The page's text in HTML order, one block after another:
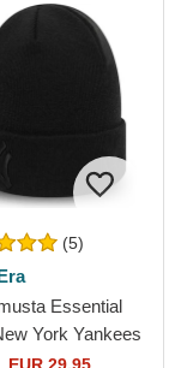
(5)
Essential
York Yankees
Era